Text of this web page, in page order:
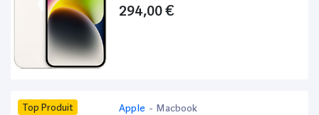
294,00 €
Top Produit Apple - Macbook